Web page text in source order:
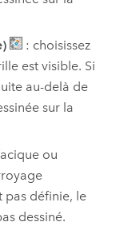
: choisissez
est visible. Si
au-delà de
sur la
ou
pas définie, le
dessiné.